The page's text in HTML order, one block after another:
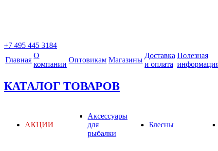
+7 495 445 3184
Главная
О
компании
Оптовикам Магазины
Доставка
и оплата
Полезная
КАТАЛОГ ТОВАРОВ
АКЦИИ
Аксессуары
для
рыбалки
Блесны